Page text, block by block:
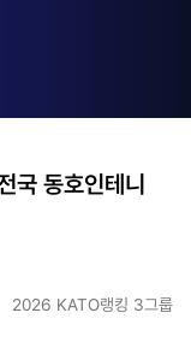
국 동호인테니
2026 KATO랭킹 3그룹